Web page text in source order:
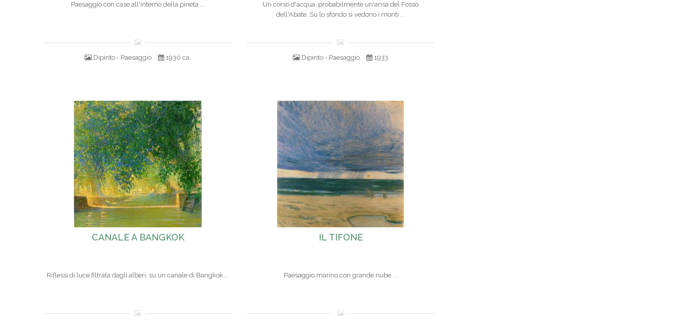
Paesaggio con case all'interno della pineta ...
Dipinto - Paesaggio 1930 ca.
Un corso d'acqua, probabilmente un'ansa del Fosso
dell'Abate. Su lo sfondo si vedono i monti ...
Dipinto - Paesaggio 1933
CANALE A BANGKOK
Riflessi di luce filtrata dagli alberi, su un canale di Bangkok ...
IL TIFONE
Paesaggio marino con grande nube ...